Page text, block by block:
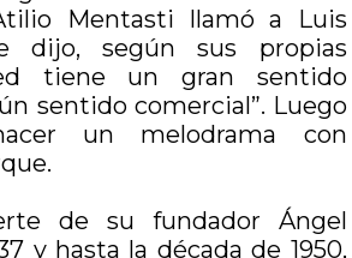
Mentasti llamó a Luis
dijo, según sus propias
tiene un gran sentido
sentido comercial”. Luego
un melodrama con
de su fundador Ángel
y hasta la década de 1950,